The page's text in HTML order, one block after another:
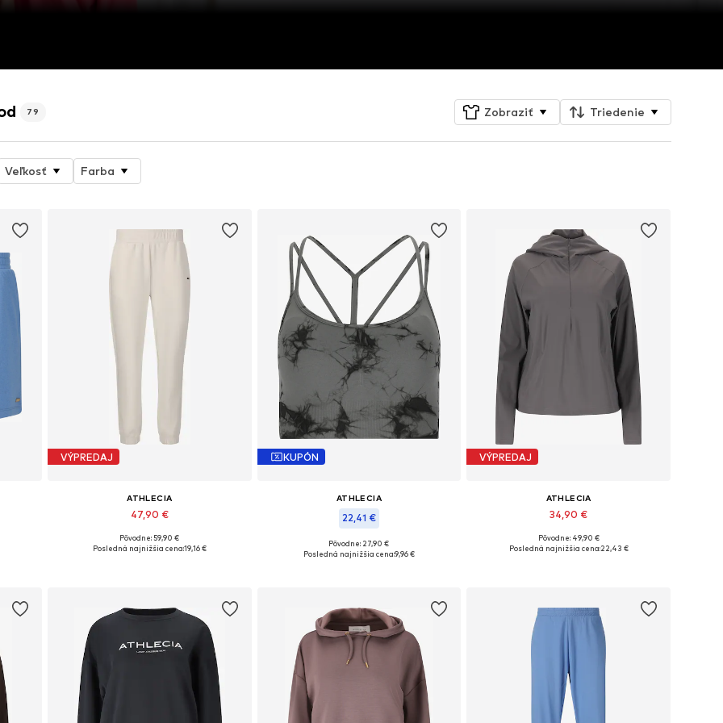
79 Zobraziť Triedenie
Veľkosť Farba
VÝPREDAJ
ATHLECIA
47,90 €
Dostupné v mnohých veľkostiach
Pôvodne: 59,90 €
Posledná najnižšia cena:19,16 €
KUPÓN
ATHLECIA
22,41 €
Dostupné veľkosti: S-M, L-XL
Pôvodne: 27,90 €
Posledná najnižšia cena:9,96 €
VÝPREDAJ
ATHLECIA
34,90 €
Dostupné veľkosti: XS, M, L, XL, XXL, XXXL
Pôvodne: 49,90 €
Posledná najnižšia cena:22,43 €